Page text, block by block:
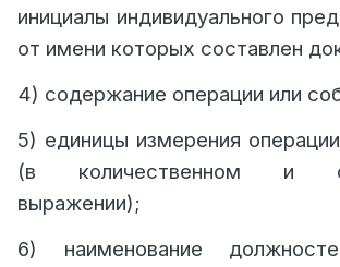
инициалы индивидуального
от имени которых составлен
4) содержание операции или
5) единицы измерения
(в количественном и
выражении);
6) наименование